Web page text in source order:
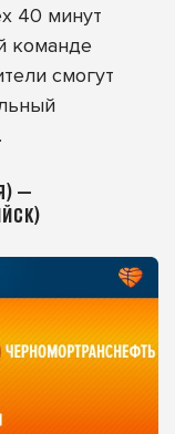
40 минут
команде
смогут
—